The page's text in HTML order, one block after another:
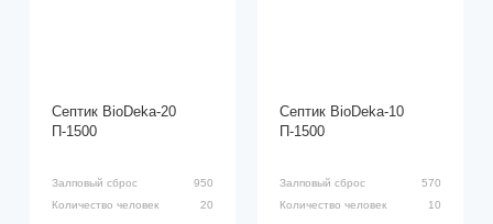
Септик BioDeka-20
П-1500
Залповый сброс
950
Количество человек
20
Септик BioDeka-10
П-1500
Залповый сброс
570
Количество человек
10